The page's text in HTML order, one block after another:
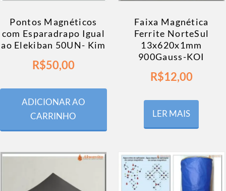
Pontos Magnéticos
com Esparadrapo Igual
ao Elekiban 50UN- Kim
R$50,00
ADICIONAR AO
CARRINHO
Faixa Magnética
Ferrite NorteSul
13x620x1mm
900Gauss-KOI
R$12,00
LER MAIS